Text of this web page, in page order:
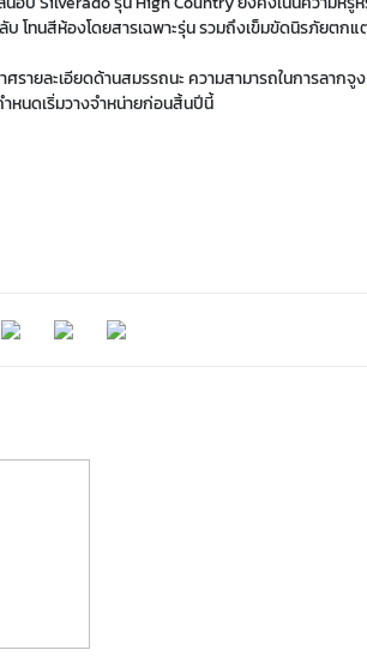
บ โทนสีห้องโดยสารเฉพาะรุ่น รวมถึงเข็มขัดนิรภัยต
รายละเอียดด้านสมรรถนะ ความสามารถในการลาก
ำหนดเริ่มวางจำหน่ายก่อนสิ้นปีนี้